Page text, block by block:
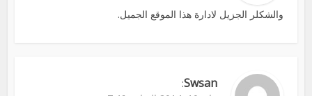
والشكلر الجزيل لادارة هذا الموقع الجميل.
Swsan
: